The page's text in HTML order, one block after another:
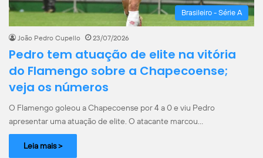
Brasileiro - Série A
João Pedro Cupello 23/07/2026
Pedro tem atuação de elite na vitória
do Flamengo sobre a Chapecoense;
veja os números
O Flamengo goleou a Chapecoense por 4 a 0 e viu Pedro
apresentar uma atuação de elite. O atacante marcou…
Leia mais >